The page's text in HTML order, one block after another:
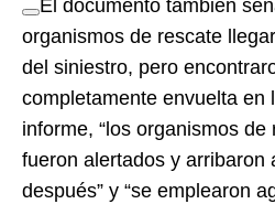
El documento también
organismos de rescate
del siniestro, pero
completamente envuelta en
informe, “los organismos
fueron alertados y arribaron
después” y “se emplearon